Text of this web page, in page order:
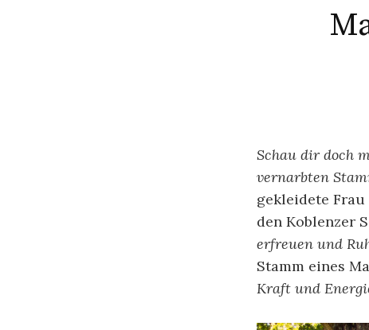
Schau dir doch
vernarbten
gekleidete
den Koblenzer
erfreuen und
Stamm eines
Kraft und